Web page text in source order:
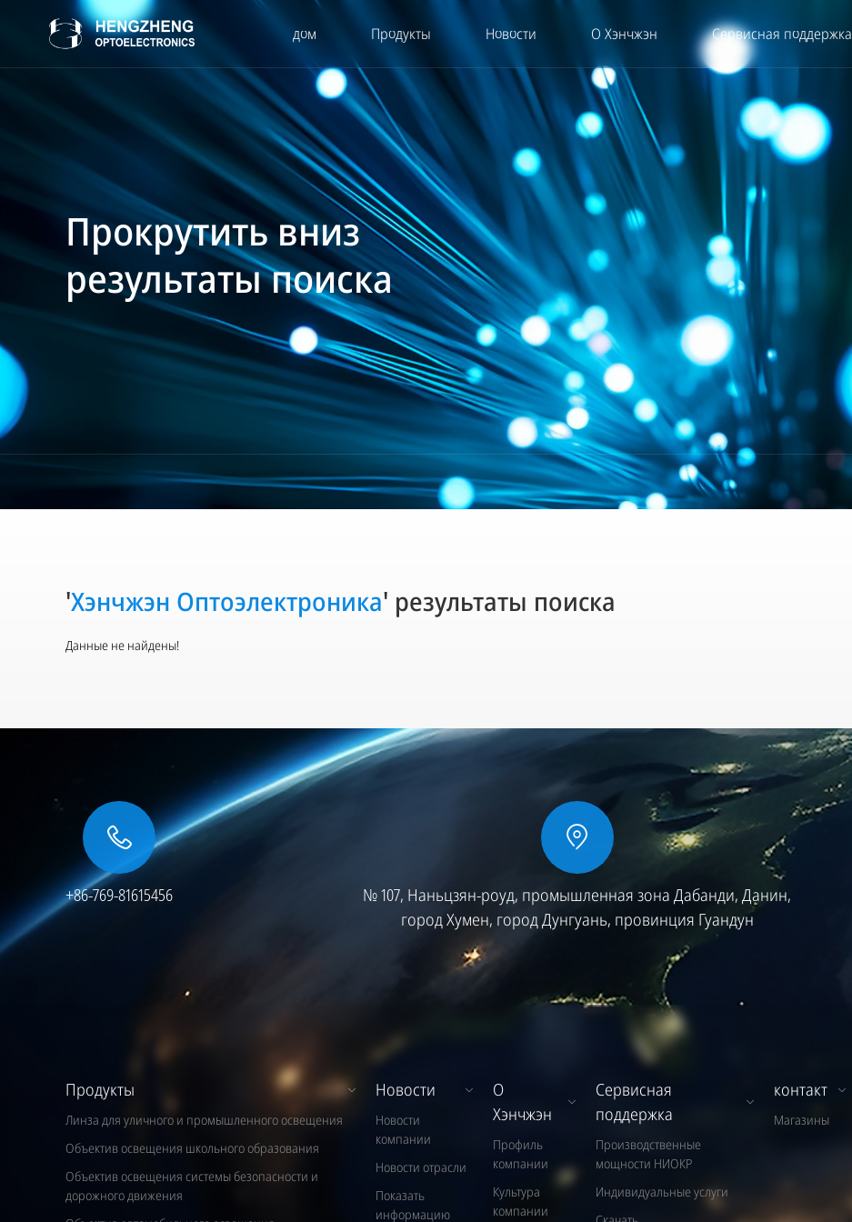
дом Продукты Новости О Хэнчжэн Сервисная поддержка
Прокрутить вниз
результаты поиска
'Хэнчжэн Оптоэлектроника' результаты поиска
Данные не найдены!
+86-769-81615456
№ 107, Наньцзян-роуд, промышленная зона Дабанди, Данин,
город Хумен, город Дунгуань, провинция Гуандун
Продукты
Линза для уличного и промышленного освещения
Объектив освещения школьного образования
Объектив освещения системы безопасности и
дорожного движения
Новости
Новости
компании
Новости отрасли
Показать
информацию
О
Хэнчжэн
Профиль
компании
Культура
компании
Сервисная
поддержка
Производственные
мощности НИОКР
Индивидуальные услуги
контакт
Магазины